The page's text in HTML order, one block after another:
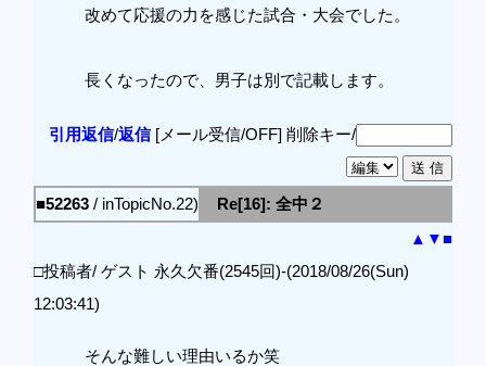
改めて応援の力を感じた試合・大会でした。
長くなったので、男子は別で記載します。
引用返信/返信[メール受信/OFF] 削除キー/
■52263 / inTopicNo.22)
Re[16]: 全中２
▲ ▼■
□投稿者/ ゲスト 永久欠番(2545回)-(2018/08/26(Sun)
12:03:41)
そんな難しい理由いるか笑